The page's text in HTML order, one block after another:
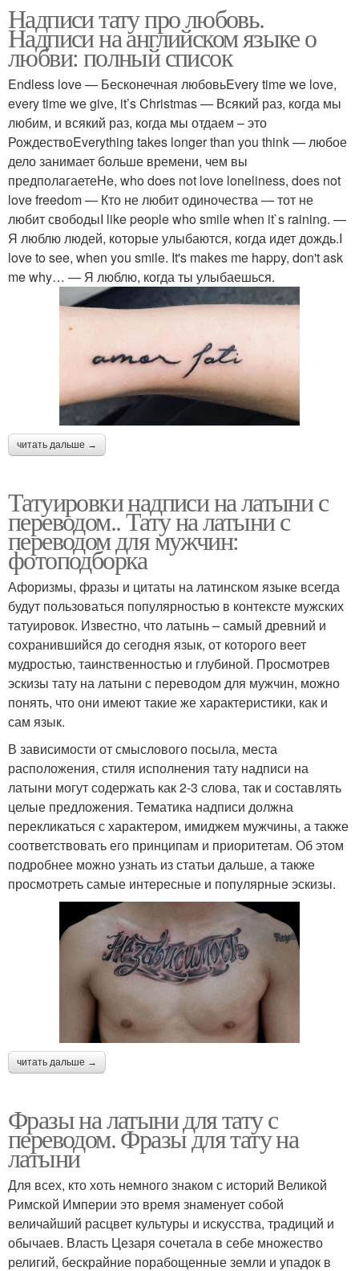
Надписи тату про любовь.
Надписи на английском языке о
любви: полный список
Endless love — Бесконечная любовьEvery time we love,
every time we give, it’s Christmas — Всякий раз, когда мы
любим, и всякий раз, когда мы отдаем – это
РождествоEverything takes longer than you think — любое
дело занимает больше времени, чем вы
предполагаетеHe, who does not love loneliness, does not
love freedom — Кто не любит одиночества — тот не
любит свободыI like people who smile when it`s raining. —
Я люблю людей, которые улыбаются, когда идет дождь.I
love to see, when you smile. It's makes me happy, don't ask
me why… — Я люблю, когда ты улыбаешься.
читать дальше →
Татуировки надписи на латыни с
переводом.. Тату на латыни с
переводом для мужчин:
фотоподборка
Афоризмы, фразы и цитаты на латинском языке всегда
будут пользоваться популярностью в контексте мужских
татуировок. Известно, что латынь – самый древний и
сохранившийся до сегодня язык, от которого веет
мудростью, таинственностью и глубиной. Просмотрев
эскизы тату на латыни с переводом для мужчин, можно
понять, что они имеют такие же характеристики, как и
сам язык.
В зависимости от смыслового посыла, места
расположения, стиля исполнения тату надписи на
латыни могут содержать как 2-3 слова, так и составлять
целые предложения. Тематика надписи должна
перекликаться с характером, имиджем мужчины, а также
соответствовать его принципам и приоритетам. Об этом
подробнее можно узнать из статьи дальше, а также
просмотреть самые интересные и популярные эскизы.
читать дальше →
Фразы на латыни для тату с
переводом. Фразы для тату на
латыни
Для всех, кто хоть немного знаком с историй Великой
Римской Империи это время знаменует собой
величайший расцвет культуры и искусства, традиций и
обычаев. Власть Цезаря сочетала в себе множество
религий, бескрайние порабощенные земли и упадок в